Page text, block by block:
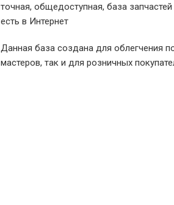
точная, общедоступная, база
есть в Интернет
Данная база создана для облегчения
мастеров, так и для розничных